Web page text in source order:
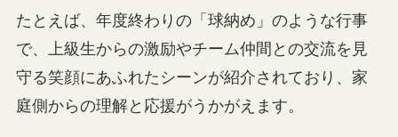
たとえば、年度終わりの「球納め」のような行事
で、上級生からの激励やチーム仲間との交流を見
守る笑顔にあふれたシーンが紹介されており、家
庭側からの理解と応援がうかがえます。